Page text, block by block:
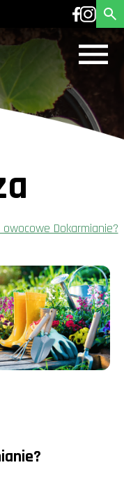
owocowe Dokarmianie?